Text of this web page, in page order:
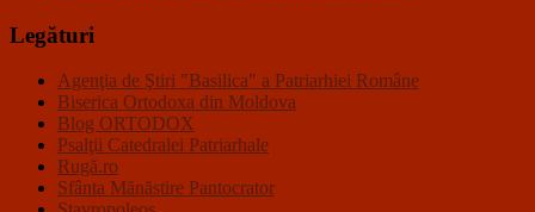
Legături
Agenţia de Ştiri "Basilica" a Patriarhiei Române
Biserica Ortodoxa din Moldova
Blog ORTODOX
Psalţii Catedralei Patriarhale
Rugă.ro
Sfânta Mănăstire Pantocrator